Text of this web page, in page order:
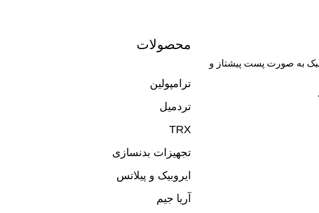
به صورت پست پیشتاز و
محصولات
ترامپولین
تردمیل
TRX
تجهیزات بدنسازی
ایروبیک و پیلاتس
آریا جیم